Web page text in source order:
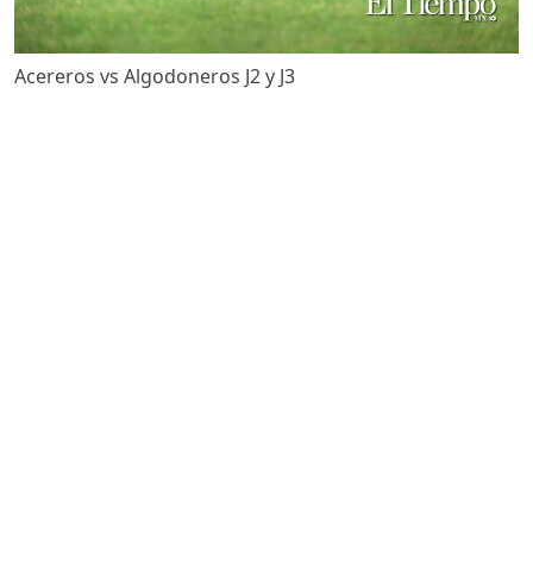
Acereros vs Algodoneros J2 y J3